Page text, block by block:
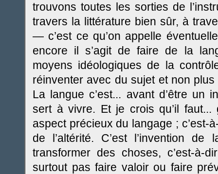
trouvons toutes les sorties de
travers la littérature bien sûr, à
— c’est ce qu’on appelle
encore il s’agit de faire de la
moyens idéologiques de la
réinventer avec du sujet et non
La langue c’est... avant d’être un
sert à vivre. Et je crois qu’il faut...
aspect précieux du langage ; c’est-
de l’altérité. C’est l’invention
transformer des choses, c’est-à-
surtout pas faire valoir ou faire